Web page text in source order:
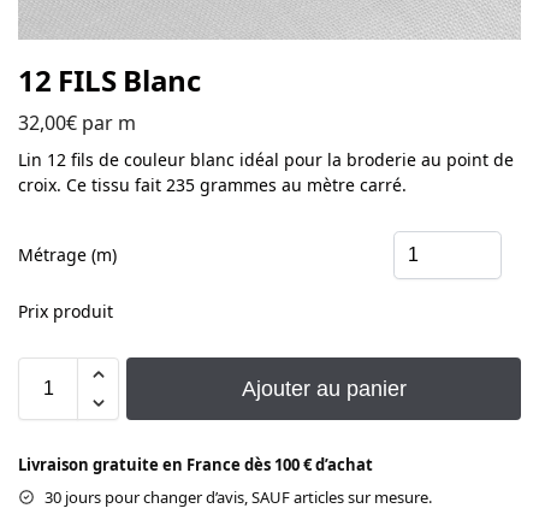
12 FILS Blanc
32,00€ par m
Lin 12 fils de couleur blanc idéal pour la broderie au point de
croix. Ce tissu fait 235 grammes au mètre carré.
Métrage (m)
Prix produit
Ajouter au panier
Livraison gratuite en France dès 100 € d’achat
30 jours pour changer d’avis, SAUF articles sur mesure.